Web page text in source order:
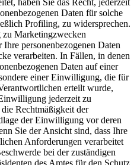
haben Sie das Recht, jederzeit
Daten für solche
Profiling, zu widersprechen.
zu Marketingzwecken
personenbezogenen Daten
verarbeiten. In Fällen, in denen
Daten auf einer
einer Einwilligung, die für
erteilt wurde,
jederzeit zu
Rechtmäßigkeit der
der Einwilligung vor deren
Sie der Ansicht sind, dass Ihre
Anforderungen verarbeitet
bei der zuständigen
des Amtes für den Schutz